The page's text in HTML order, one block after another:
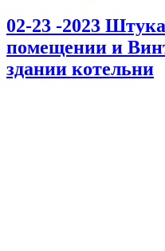
02-23 -2023
помещении и
здании котельни